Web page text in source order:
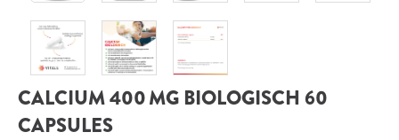
CALCIUM 400 MG BIOLOGISCH 60
CAPSULES